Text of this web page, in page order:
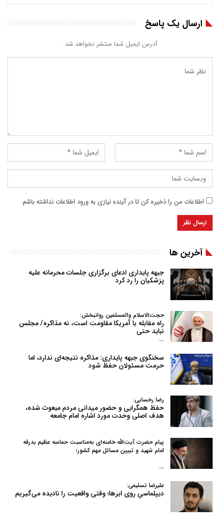
ارسال یک پاسخ
آدرس ایمیل شما منتشر نخواهد شد.
اطلاعات من را ذخیره کن تا در آینده نیازی به ورود اطلاعات نداشته باشم
آخرین ها
جبهه پایداری ادعای برگزاری جلسات محرمانه علیه
پزشکیان را رد کرد
حجت‌الاسلام والمسلمین روانبخش:
راه مقابله با آمریکا مقاومت است، نه مذاکره/ مجلس
نباید حتی
…
سخنگوی جبهه پایداری: مذاکره نتیجه‌ای ندارد، اما
حرمت مسئولان حفظ شود
رضا رخسایی:
حفظ همگرایی و حضور میدانی مردم مبعوث شده،
هدف اصلی وحدت مورد اشاره امام جامعه
پیام حضرت آیت‌الله خامنه‌ای به‌مناسبت حماسه عظیم بدرقه
امام شهید و تبیین مسائل مهم کشور؛
…
علیرضا تسلیمی:
دیپلماسیِ روی ابرها؛ وقتی واقعیت را نادیده می‌گیریم